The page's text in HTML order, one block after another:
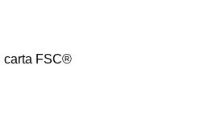
carta FSC®